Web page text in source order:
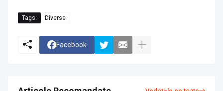
Tags: Diverse
Facebook